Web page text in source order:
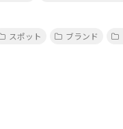
スポット ブランド